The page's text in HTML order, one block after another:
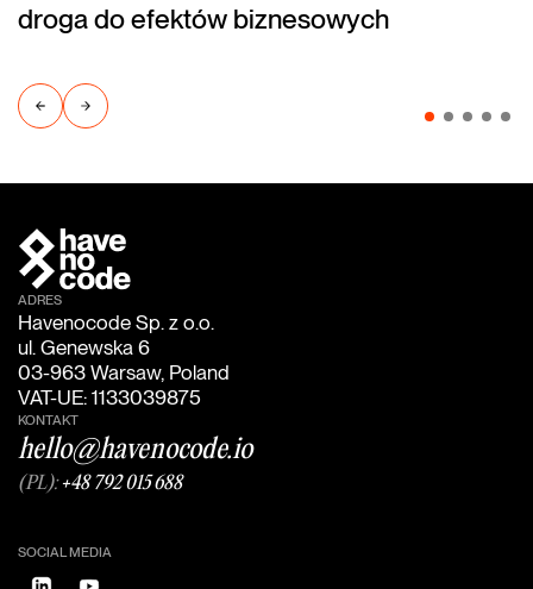
droga do efektów biznesowych
ADRES
Havenocode Sp. z o.o.
ul. Genewska 6
03-963 Warsaw, Poland
VAT-UE: 1133039875
KONTAKT
hello@havenocode.io
(PL):+48 792 015 688
SOCIAL MEDIA